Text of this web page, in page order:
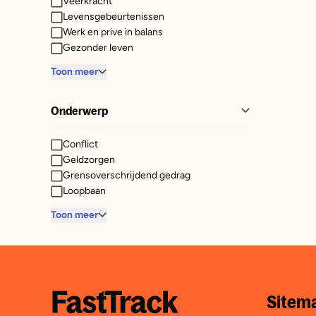
Levensgebeurtenissen
Werk en prive in balans
Gezonder leven
Toon meer
Onderwerp
Conflict
Geldzorgen
Grensoverschrijdend gedrag
Loopbaan
Toon meer